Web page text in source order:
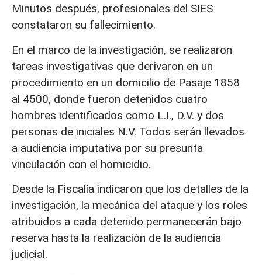
Minutos después, profesionales del SIES
constataron su fallecimiento.
En el marco de la investigación, se realizaron
tareas investigativas que derivaron en un
procedimiento en un domicilio de Pasaje 1858
al 4500, donde fueron detenidos cuatro
hombres identificados como L.I., D.V. y dos
personas de iniciales N.V. Todos serán llevados
a audiencia imputativa por su presunta
vinculación con el homicidio.
Desde la Fiscalía indicaron que los detalles de la
investigación, la mecánica del ataque y los roles
atribuidos a cada detenido permanecerán bajo
reserva hasta la realización de la audiencia
judicial.